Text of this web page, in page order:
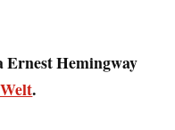
Ernest Hemingway
.